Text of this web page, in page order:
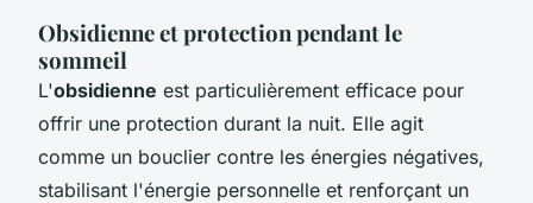
Obsidienne et protection pendant le
sommeil
L'obsidienne est particulièrement efficace pour
offrir une protection durant la nuit. Elle agit
comme un bouclier contre les énergies négatives,
stabilisant l'énergie personnelle et renforçant un